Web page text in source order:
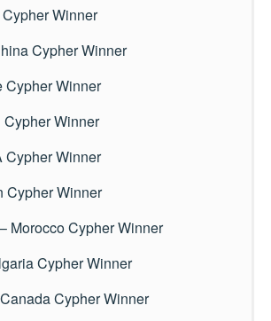
Winner
Cypher Winner
Cypher Winner
Cypher Winner
Cypher Winner
Cypher Winner
Morocco Cypher Winner
Cypher Winner
Cypher Winner